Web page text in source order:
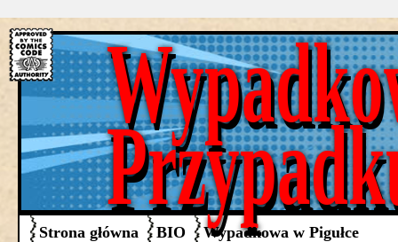
Strona główna BIO Wypadkowa w Pigułce